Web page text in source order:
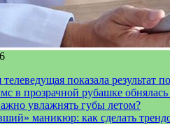
телеведущая показала результат
в прозрачной рубашке
увлажнять губы летом?
маникюр: как сделать